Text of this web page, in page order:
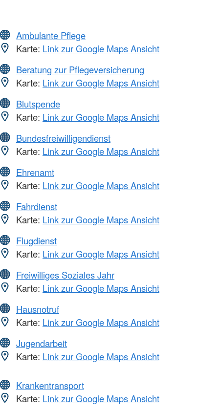
Ambulante Pflege
Karte: Link zur Google Maps Ansicht
Beratung zur Pflegeversicherung
Karte: Link zur Google Maps Ansicht
Blutspende
Karte: Link zur Google Maps Ansicht
Bundesfreiwilligendienst
Karte: Link zur Google Maps Ansicht
Ehrenamt
Karte: Link zur Google Maps Ansicht
Fahrdienst
Karte: Link zur Google Maps Ansicht
Flugdienst
Karte: Link zur Google Maps Ansicht
Freiwilliges Soziales Jahr
Karte: Link zur Google Maps Ansicht
Hausnotruf
Karte: Link zur Google Maps Ansicht
Jugendarbeit
Karte: Link zur Google Maps Ansicht
Krankentransport
Karte: Link zur Google Maps Ansicht